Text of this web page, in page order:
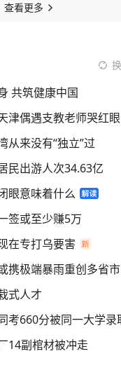
查看更多
共筑健康中国
津偶遇支教老师哭红眼
从来没有“独立”过
民出游人次34.63亿
眼意味着什么
签或至少赚5万
在专打乌要害
携极端暴雨重创多省市
式人才
考660分被同一大学录
14副棺材被冲走